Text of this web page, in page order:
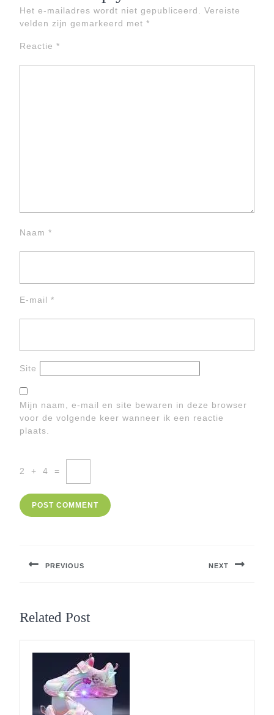
Het e-mailadres wordt niet gepubliceerd.
Vereiste
velden zijn gemarkeerd met *
Reactie *
Naam *
E-mail *
Site
Mijn naam, e-mail en site bewaren in deze browser
voor de volgende keer wanneer ik een reactie
plaats.
2 + 4 =
PREVIOUS NEXT
Related Post